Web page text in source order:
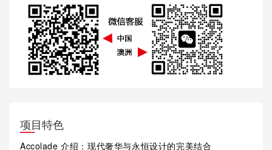
项目特色
Accolade 介绍：现代奢华与永恒设计的完美结合